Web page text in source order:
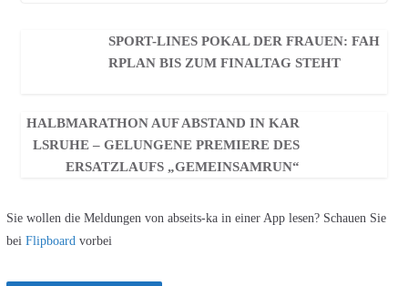
SPORT-LINES POKAL DER FRAUEN: FAH
RPLAN BIS ZUM FINALTAG STEHT
HALBMARATHON AUF ABSTAND IN KAR
LSRUHE – GELUNGENE PREMIERE DES
ERSATZLAUFS „GEMEINSAMRUN“
Sie wollen die Meldungen von abseits-ka in einer App lesen? Schauen Sie
bei Flipboard vorbei